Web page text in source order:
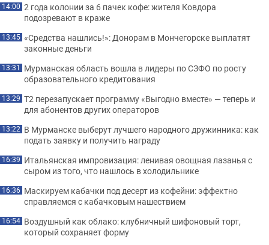
14:00 2 года колонии за 6 пачек кофе: жителя Ковдора
подозревают в краже
13:45 «Средства нашлись!»: Донорам в Мончегорске выплатят
законные деньги
13:31 Мурманская область вошла в лидеры по СЗФО по росту
образовательного кредитования
13:29 Т2 перезапускает программу «Выгодно вместе» — теперь и
для абонентов других операторов
13:22 В Мурманске выберут лучшего народного дружинника: как
подать заявку и получить награду
16:39 Итальянская импровизация: ленивая овощная лазанья с
сыром из того, что нашлось в холодильнике
16:36 Маскируем кабачки под десерт из кофейни: эффектно
справляемся с кабачковым нашествием
16:54 Воздушный как облако: клубничный шифоновый торт,
который сохраняет форму